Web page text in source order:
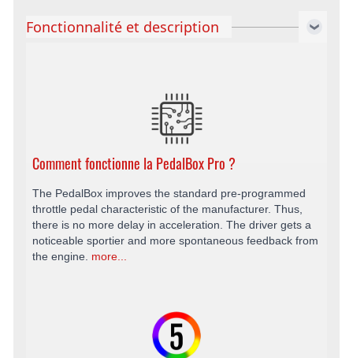
Fonctionnalité et description
Comment fonctionne la PedalBox Pro ?
The PedalBox improves the standard pre-programmed
throttle pedal characteristic of the manufacturer. Thus,
there is no more delay in acceleration. The driver gets a
noticeable sportier and more spontaneous feedback from
the engine. more...